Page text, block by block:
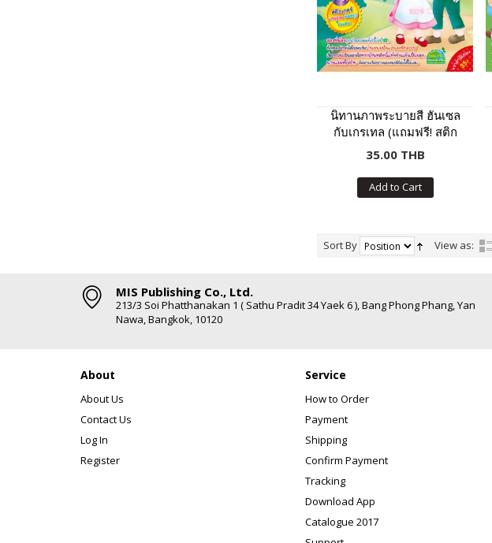
นิทานภาพระบายสี ฮันเซล
กับเกรเทล (แถมฟรี! สติก
เกอร์)
35.00 THB
Add to Cart
Sort By View as:
MIS Publishing Co., Ltd.
213/3 Soi Phatthanakan 1 ( Sathu Pradit 34 Yaek 6 ), Bang Phong Phang, Yan
Nawa, Bangkok, 10120
About
About Us
Contact Us
Log In
Register
Service
How to Order
Payment
Shipping
Confirm Payment
Tracking
Download App
Catalogue 2017